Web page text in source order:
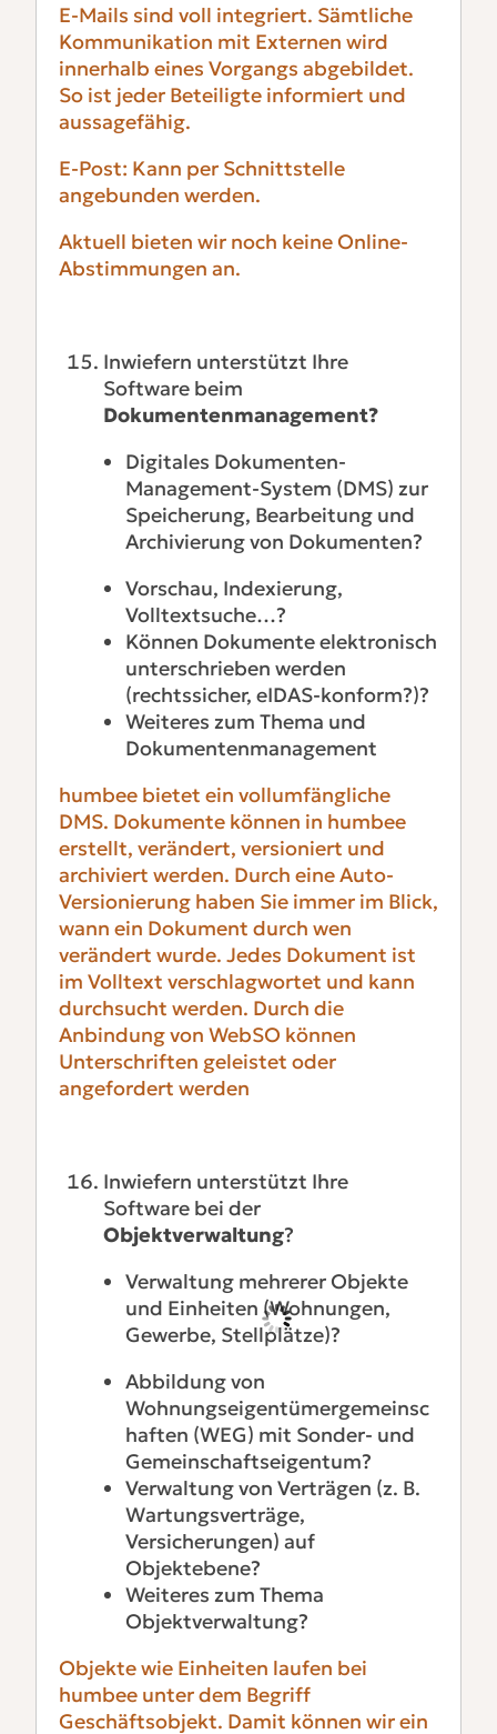
E-Mails sind voll integriert. Sämtliche
Kommunikation mit Externen wird
innerhalb eines Vorgangs abgebildet.
So ist jeder Beteiligte informiert und
aussagefähig.
E-Post: Kann per Schnittstelle
angebunden werden.
Aktuell bieten wir noch keine Online-
Abstimmungen an.
Inwiefern unterstützt Ihre
Software beim
Dokumentenmanagement?
Digitales Dokumenten-
Management-System (DMS) zur
Speicherung, Bearbeitung und
Archivierung von Dokumenten?
Vorschau, Indexierung,
Volltextsuche…?
Können Dokumente elektronisch
unterschrieben werden
(rechtssicher, eIDAS-konform?)?
Weiteres zum Thema und
Dokumentenmanagement
humbee bietet ein vollumfängliche
DMS. Dokumente können in humbee
erstellt, verändert, versioniert und
archiviert werden. Durch eine Auto-
Versionierung haben Sie immer im Blick,
wann ein Dokument durch wen
verändert wurde. Jedes Dokument ist
im Volltext verschlagwortet und kann
durchsucht werden. Durch die
Anbindung von WebSO können
Unterschriften geleistet oder
angefordert werden
Inwiefern unterstützt Ihre
Software bei der
Objektverwaltung?
Verwaltung mehrerer Objekte
und Einheiten (Wohnungen,
Gewerbe, Stellplätze)?
Abbildung von
Wohnungseigentümergemeinsc
haften (WEG) mit Sonder- und
Gemeinschaftseigentum?
Verwaltung von Verträgen (z. B.
Wartungsverträge,
Versicherungen) auf
Objektebene?
Weiteres zum Thema
Objektverwaltung?
Objekte wie Einheiten laufen bei
humbee unter dem Begriff
Geschäftsobjekt. Damit können wir ein